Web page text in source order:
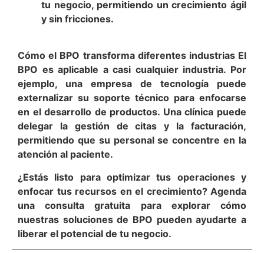
tu negocio, permitiendo un crecimiento ágil
y sin fricciones.
Cómo el BPO transforma diferentes industrias El
BPO es aplicable a casi cualquier industria. Por
ejemplo, una empresa de tecnología puede
externalizar su soporte técnico para enfocarse
en el desarrollo de productos. Una clínica puede
delegar la gestión de citas y la facturación,
permitiendo que su personal se concentre en la
atención al paciente.
¿Estás listo para optimizar tus operaciones y
enfocar tus recursos en el crecimiento? Agenda
una consulta gratuita para explorar cómo
nuestras soluciones de BPO pueden ayudarte a
liberar el potencial de tu negocio.